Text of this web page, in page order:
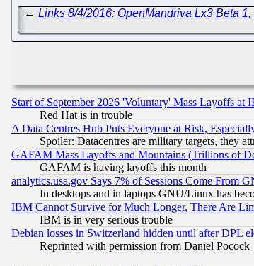
← Links 8/4/2016: OpenMandriva Lx3 Beta
Start of September 2026 'Voluntary' Mass Layoffs
Red Hat is in trouble
A Data Centres Hub Puts Everyone at Risk,
Spoiler: Datacentres are military targets, they
GAFAM Mass Layoffs and Mountains (Trillions of
GAFAM is having layoffs this month
analytics.usa.gov Says 7% of Sessions Come
In desktops and in laptops GNU/Linux has
IBM Cannot Survive for Much Longer, There Are
IBM is in very serious trouble
Debian losses in Switzerland hidden until after DPL
Reprinted with permission from Daniel Pocock